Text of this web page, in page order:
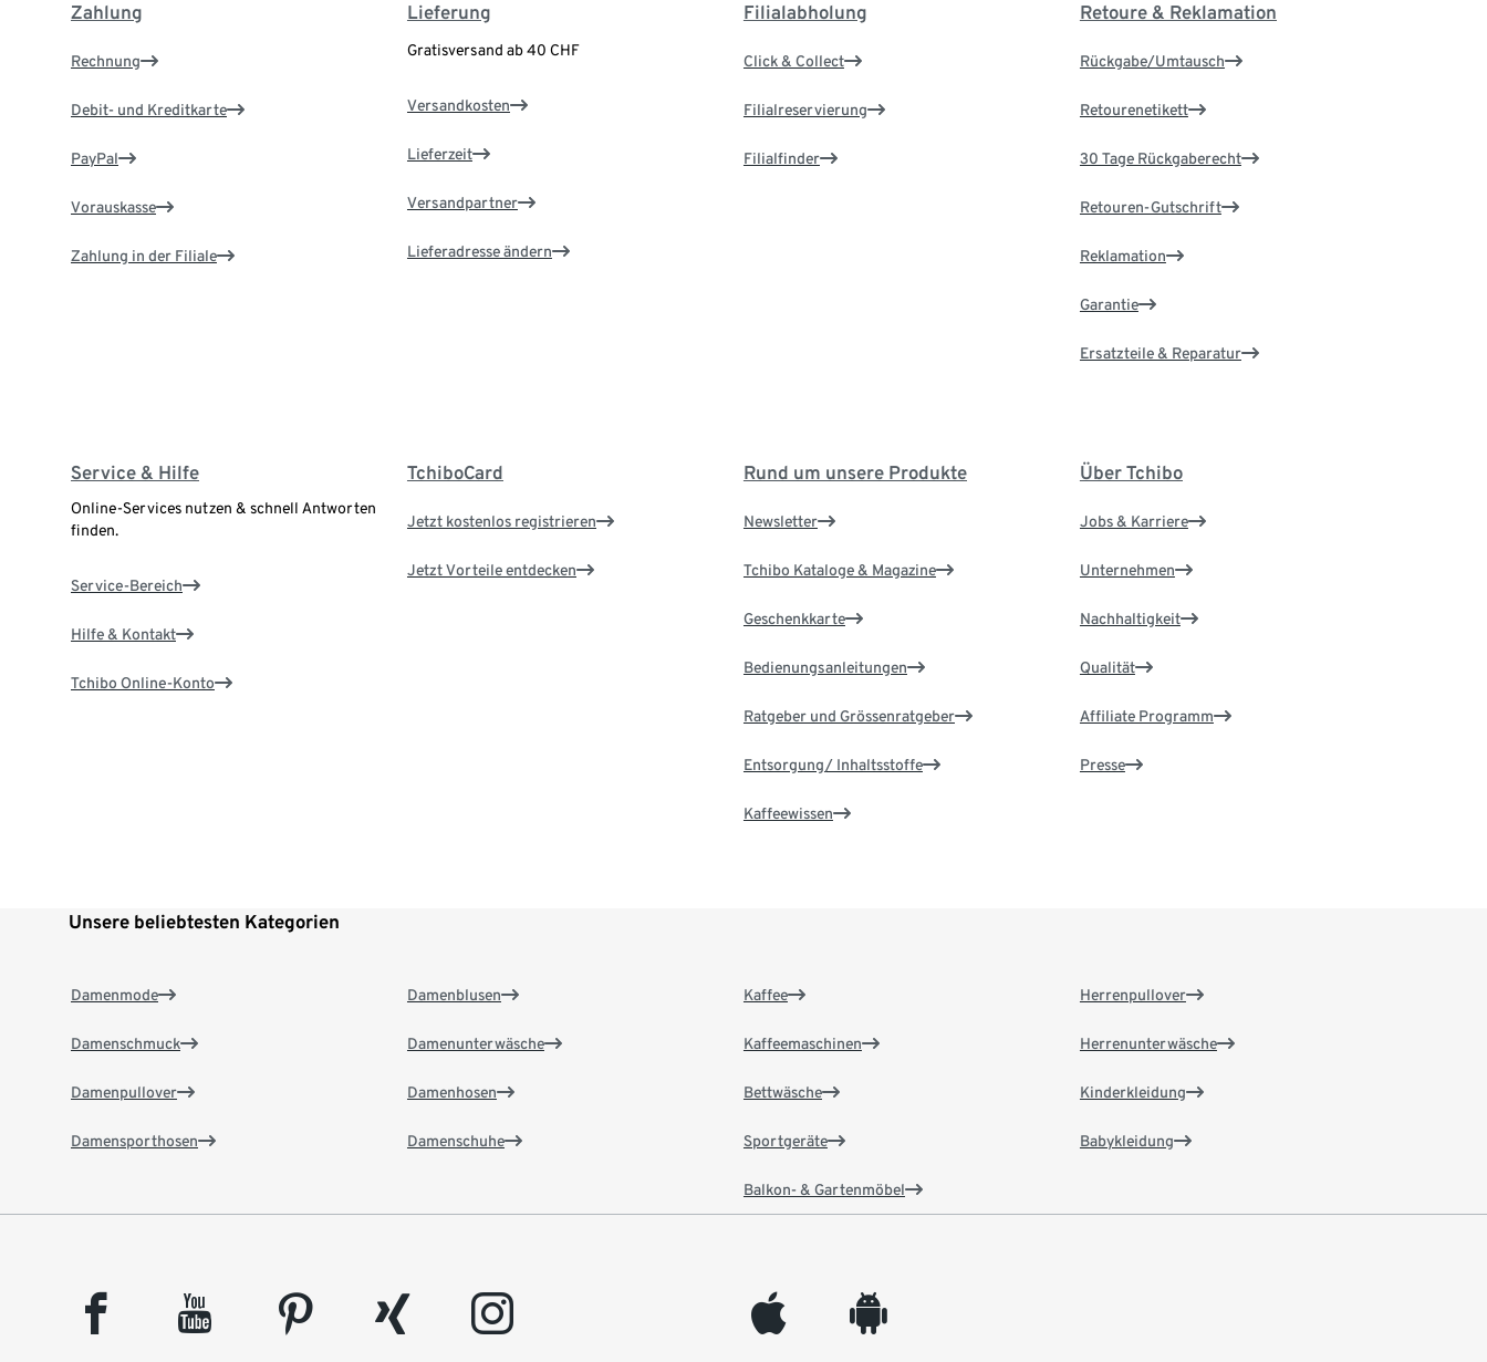
Zahlung
Rechnung
Debit- und Kreditkarte
PayPal
Vorauskasse
Zahlung in der Filiale
Lieferung
Gratisversand ab 40 CHF
Versandkosten
Lieferzeit
Versandpartner
Lieferadresse ändern
Filialabholung
Click & Collect
Filialreservierung
Filialfinder
Retoure & Reklamation
Rückgabe/Umtausch
Retourenetikett
30 Tage Rückgaberecht
Retouren-Gutschrift
Reklamation
Garantie
Ersatzteile & Reparatur
Service & Hilfe
Online-Services nutzen & schnell Antworten
finden.
Service-Bereich
Hilfe & Kontakt
Tchibo Online-Konto
TchiboCard
Jetzt kostenlos registrieren
Jetzt Vorteile entdecken
Rund um unsere Produkte
Newsletter
Tchibo Kataloge & Magazine
Geschenkkarte
Bedienungsanleitungen
Ratgeber und Grössenratgeber
Entsorgung/ Inhaltsstoffe
Kaffeewissen
Über Tchibo
Jobs & Karriere
Unternehmen
Nachhaltigkeit
Qualität
Affiliate Programm
Presse
Unsere beliebtesten Kategorien
Damenmode
Damenschmuck
Damenpullover
Damensporthosen
Damenblusen
Damenunterwäsche
Damenhosen
Damenschuhe
Kaffee
Kaffeemaschinen
Bettwäsche
Sportgeräte
Balkon- & Gartenmöbel
Herrenpullover
Herrenunterwäsche
Kinderkleidung
Babykleidung
facebook youtube pinterest xing instagram appleinc android